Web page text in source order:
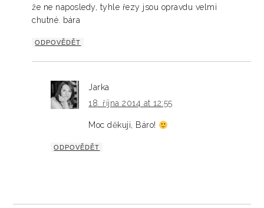
že ne naposledy, tyhle řezy jsou opravdu velmi
chutné. bára
ODPOVĚDĚT
Jarka
18. října 2014 at 12:55
Moc děkuji, Báro!
ODPOVĚDĚT